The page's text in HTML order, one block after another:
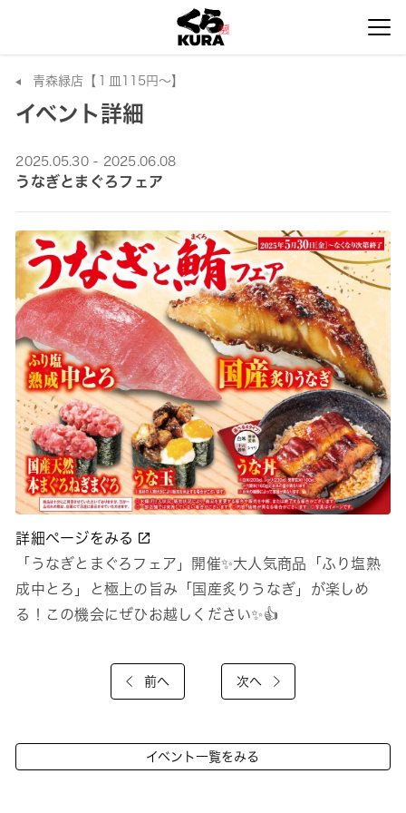
青森緑店【１皿115円～】
イベント詳細
2025.05.30 - 2025.06.08
うなぎとまぐろフェア
詳細ページをみる
「うなぎとまぐろフェア」開催✨大人気商品「ふり塩熟
成中とろ」と極上の旨み「国産炙りうなぎ」が楽しめ
る！この機会にぜひお越しください✨👍
前へ 次へ
イベント一覧をみる